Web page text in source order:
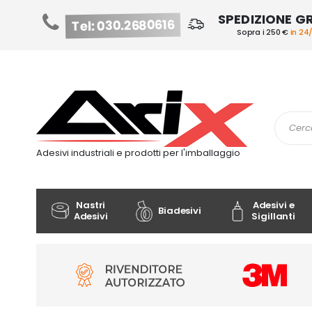
Tel: 030.2680616 SPEDIZIONE
Sopra i 250 €in
contenuto
Adesivi industriali e prodotti per l'imballaggio
Cerca
Nastri
Adesivi
Biadesivi
Adesivi e
Sigillanti